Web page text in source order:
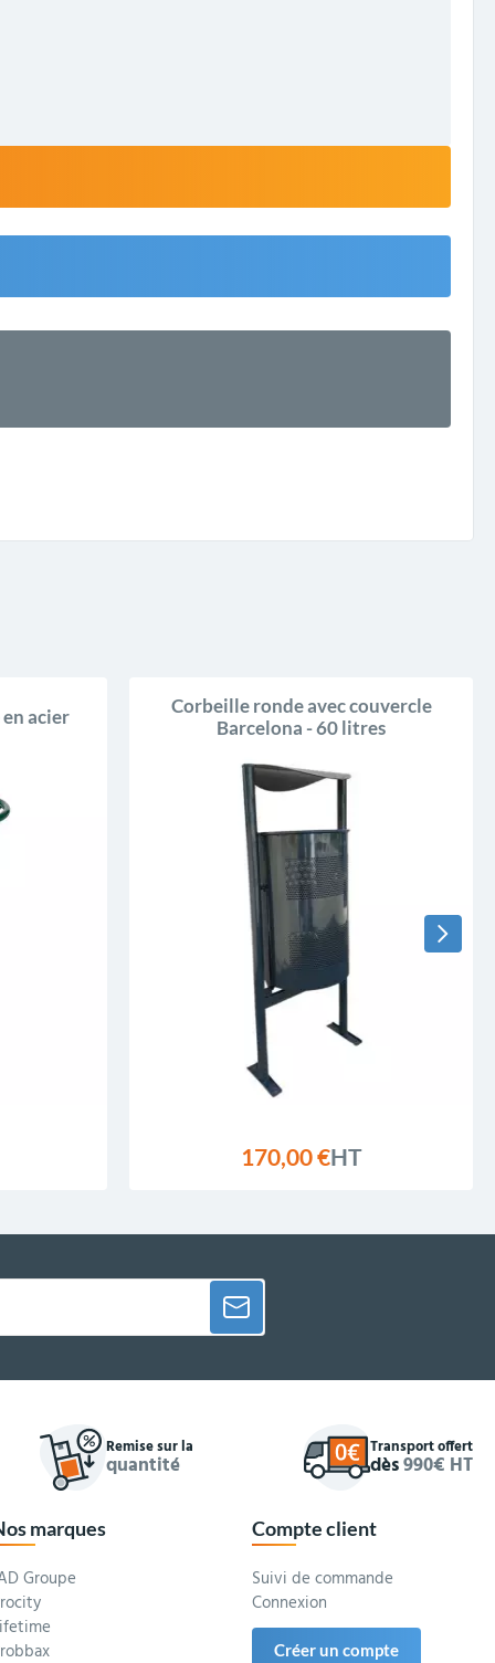
acier
Corbeille ronde avec couvercle
Barcelona - 60 litres
170,00 €HT
Remise sur la
quantité
Transport offert
dès990€ HT
marques
Groupe
Compte client
Suivi de commande
Connexion
Créer un compte